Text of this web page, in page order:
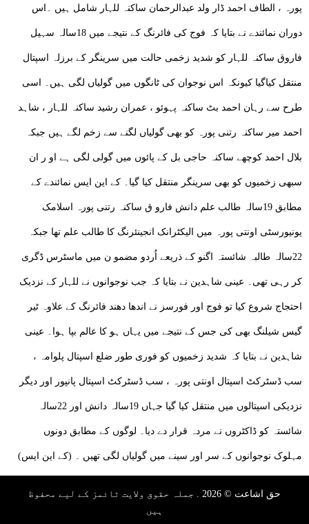
پورہ ، الطاف احمد ڈار ولد عبدالرحمان ساکنہ للہار شامل ہیں ۔اس
دوران نمائندے نے بتایا کہ فوج کی فائرنگ کے نتیجے میں 18سالہ سہیل
فاروق ساکنہ للہار کو شدید زخمی حالت میں سرینگر کے برزلہ اسپتال
منتقل کیاگیا کیونکہ اس نوجوان کی ٹانگوں میں گولیاں لگی ہیں۔ اسی
طرح سے رہان احمد بٹ ساکنہ پہوئو ، عمران رشید ساکنہ للہار ، شاہد
احمد میر ساکنہ رتنی پورہ کو بھی گولیاں لگنے سے زخم لگے ہیں جبکہ
بلال احمد کوچھے ساکنہ حاجی بل کے پائوں میں گولی لگی ہے او ر ان
سبھی زخمیوں کو بھی سرینگر منتقل کیا گیا۔ کے این ایس نمائندے کے
مطابق 19سالہ طالب علم دانش فارو ق ساکنہ رتنی پورہ اسلامک
یونیورسٹی اونتی پورہ میں الیکٹرانک انجینئرنگ کا طالب علم تھا جبکہ
22سالہ طالبہ شائستہ اگنو کے ذریعے اُردو مضمو ن میں ماسٹرس ڈگری
کر رہی تھی۔ عینی شاہدین نے بتایا کہ جب نوجوانوں نے للہار کے نزدیک
احتجاج شروع کیا تو فوج اور فورسز نے اندھا دھند فائرنگ کے علاوہ ٹیر
گیس شیلنگ بھی کی جس کے نتیجے میں یہاں ہو کا عالم بپا ہوا۔ عینی
شاہدین نے بتایا کہ شدید زخمیوں کو فوری طور ضلع اسپتال پلوامہ ،
سب ڈسٹرکٹ اسپتال اونتی پورہ ، سب ڈسٹرکٹ اسپتال پانپور اور دیگر
نزدیکی اسپتالوں میں منتقل کیا گیا جہاں 19سالہ دانش اور 22سالہ
شائستہ کو ڈاکٹروں نے مردہ قرار دے دیا۔ لوگوں کے مطابق دونوں
مہلوک نوجوانوں کے سر اور سینے میں گولیاں لگی تھیں ۔ (کے این ایس)
حق اشاعت © 2026 . جملہ حقوق ولایت ٹائمز کے لیے محفوظ
ہیں